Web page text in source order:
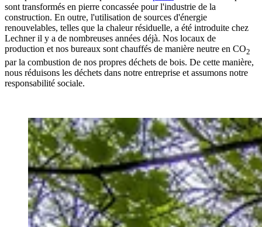
sont transformés en pierre concassée pour l'industrie de la
construction. En outre, l'utilisation de sources d'énergie
renouvelables, telles que la chaleur résiduelle, a été introduite chez
Lechner il y a de nombreuses années déjà. Nos locaux de
production et nos bureaux sont chauffés de manière neutre en CO2
par la combustion de nos propres déchets de bois. De cette manière,
nous réduisons les déchets dans notre entreprise et assumons notre
responsabilité sociale.